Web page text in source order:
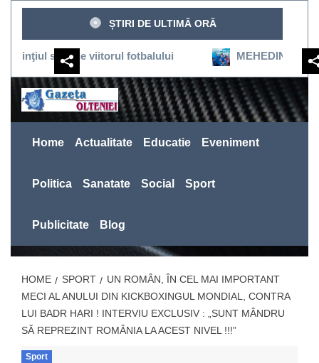
Sari
conținut
ȘTIRI DE ULTIMĂ ORĂ
susţine viitorul fotbalului
Home Actualitate Educatie Eveniment
Politica Sanatate Social Sport
Publicitate Blog
HOME SPORT
UN ROMÂN, ÎN CEL MAI IMPORTANT
MECI AL ANULUI DIN KICKBOXINGUL MONDIAL, CONTRA
LUI BADR HARI ! INTERVIU EXCLUSIV : „SUNT MÂNDRU
SĂ REPREZINT ROMÂNIA LA ACEST NIVEL !!!”
Sport